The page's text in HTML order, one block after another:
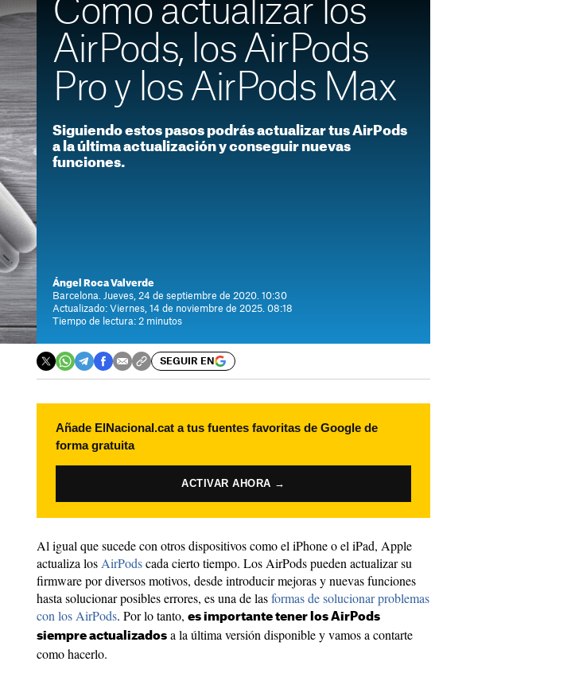
Cómo actualizar los
AirPods, los AirPods
Pro y los AirPods Max
Siguiendo estos pasos podrás actualizar tus AirPods
a la última actualización y conseguir nuevas
funciones.
Ángel Roca Valverde
Barcelona. Jueves, 24 de septiembre de 2020. 10:30
Actualizado: Viernes, 14 de noviembre de 2025. 08:18
Tiempo de lectura: 2 minutos
SEGUIR EN
Añade ElNacional.cat a tus fuentes favoritas de Google de
forma gratuita
ACTIVAR AHORA →
Al igual que sucede con otros dispositivos como el iPhone o el iPad, Apple
actualiza los AirPodscada cierto tiempo. Los AirPods pueden actualizar su
firmware por diversos motivos, desde introducir mejoras y nuevas funciones
hasta solucionar posibles errores, es una de lasformas de solucionar problemas
con los AirPods. Por lo tanto, es importante tener los AirPods
siempre actualizados a la última versión disponible y vamos a contarte
como hacerlo.